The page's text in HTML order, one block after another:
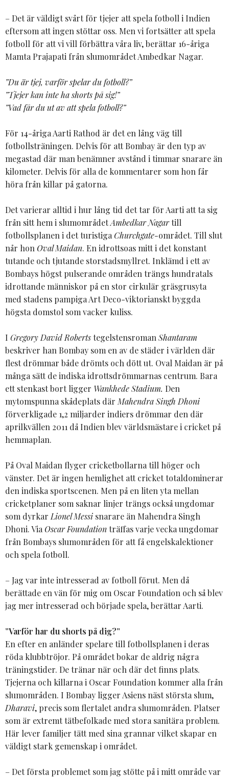
– Det är väldigt svårt för tjejer att spela fotboll i Indien
eftersom att ingen stöttar oss. Men vi fortsätter att spela
fotboll för att vi vill förbättra våra liv, berättar 16-åriga
Mamta Prajapati från slumområdet Ambedkar Nagar.
”Du är tjej, varför spelar du fotboll?”
”Tjejer kan inte ha shorts på sig!”
”Vad får du ut av att spela fotboll?”
För 14-åriga Aarti Rathod är det en lång väg till
fotbollsträningen. Delvis för att Bombay är den typ av
megastad där man benämner avstånd i timmar snarare än
kilometer. Delvis för alla de kommentarer som hon får
höra från killar på gatorna.
Det varierar alltid i hur lång tid det tar för Aarti att ta sig
från sitt hem i slumområdetAmbedkar Nagartill
fotbollsplanen i det turistiga Churchgate-området. Till slut
når hon Oval Maidan. En idrottsoas mitt i det konstant
tutande och tjutande storstadsmyllret. Inklämd i ett av
Bombays högst pulserande områden trängs hundratals
idrottande människor på en stor cirkulär gräsgrusyta
med stadens pampiga Art Deco-viktorianskt byggda
högsta domstol som vacker kuliss.
I Gregory David Robertstegelstensroman Shantaram
beskriver han Bombay som en av de städer i världen där
flest drömmar både drömts och dött ut. Oval Maidan är på
många sätt de indiska idrottsdrömmarnas centrum. Bara
ett stenkast bort ligger Wankhede Stadium. Den
mytomspunna skådeplats där Mahendra Singh Dhoni
förverkligade 1,2 miljarder indiers drömmar den där
aprilkvällen 2011 då Indien blev världsmästare i cricket på
hemmaplan.
På Oval Maidan flyger cricketbollarna till höger och
vänster. Det är ingen hemlighet att cricket totaldominerar
den indiska sportscenen. Men på en liten yta mellan
cricketplaner som saknar linjer trängs också ungdomar
som dyrkar Lionel Messi snarare än Mahendra Singh
Dhoni. Via Oscar Foundationträffas varje vecka ungdomar
från Bombays slumområden för att få engelskalektioner
och spela fotboll.
– Jag var inte intresserad av fotboll förut. Men då
berättade en vän för mig om Oscar Foundation och så blev
jag mer intresserad och började spela, berättar Aarti.
”Varför har du shorts på dig?”
En efter en anländer spelare till fotbollsplanen i deras
röda klubbtröjor. På området bokar de aldrig några
träningstider. De tränar när och där det finns plats.
Tjejerna och killarna i Oscar Foundation kommer alla från
slumområden. I Bombay ligger Asiens näst största slum,
Dharavi, precis som flertalet andra slumområden. Platser
som är extremt tätbefolkade med stora sanitära problem.
Här lever familjer tätt med sina grannar vilket skapar en
väldigt stark gemenskap i området.
– Det första problemet som jag stötte på i mitt område var